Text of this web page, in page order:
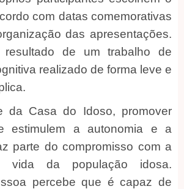
com datas comemorativas
das apresentações.
de um trabalho de
realizado de forma leve e
da Casa do Idoso, promover
estimulem a autonomia e a
parte do compromisso com a
vida da população idosa.
percebe que é capaz de